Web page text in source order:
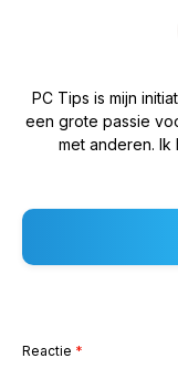
PC Tips is mijn
een grote passie
met anderen. Ik
Reactie *